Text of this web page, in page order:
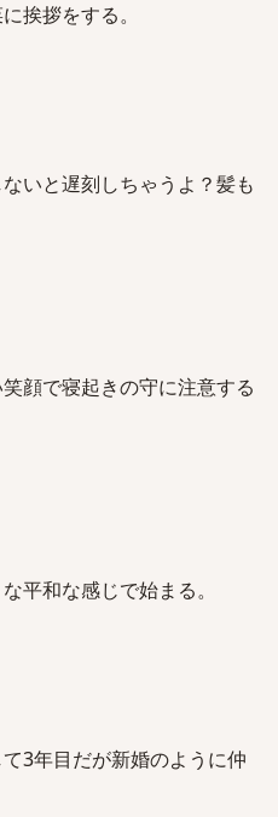
挨拶をする。
いと遅刻しちゃうよ？髪も
顔で寝起きの守に注意する
平和な感じで始まる。
3年目だが新婚のように仲